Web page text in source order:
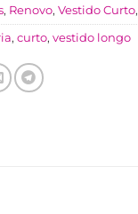
, Renovo, Vestido Curto,
, curto, vestido longo